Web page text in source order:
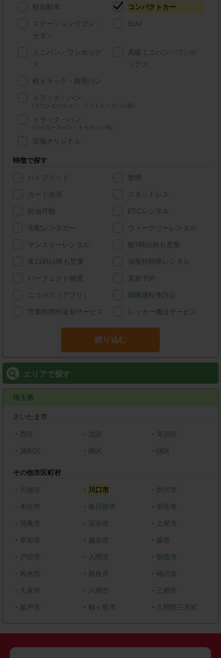
軽自動車 コンパクトカー
ステーションワゴン・
セダン
SUV
ミニバン・ワンボック
ス
高級ミニバン・ワンボ
ックス
軽トラック・商用バン
トラック・バン
(タウンエースバン、ライトエースバン等)
トラック・バン
(ハイエースバン・キャラバン等)
店舗オリジナル
特徴で探す
ハイブリッド 禁煙
カード決済 スタッドレス
給油可能 ETCレンタル
宅配レンタカー ウィークリーレンタル
マンスリーレンタル 朝7時以前も営業
夜21時以降も営業 深夜時間帯レンタル
パーフェクト補償 直前予約
ニコパス（アプリ） 国際運転免許証
営業時間外返却サービス レッカー搬送サービス
絞り込む
エリアで探す
埼玉県
さいたま市
・ 西区 ・ 北区 ・ 見沼区
・ 浦和区 ・ 南区 ・緑区
その他市区町村
・ 川越市 ・ 川口市 ・ 所沢市
・ 本庄市 ・ 春日部市 ・羽生市
・ 鴻巣市 ・ 深谷市 ・ 上尾市
・ 草加市 ・ 越谷市 ・ 蕨市
・ 戸田市 ・ 入間市 ・ 朝霞市
・ 和光市 ・ 新座市 ・ 桶川市
・ 久喜市 ・ 八潮市 ・ 三郷市
・ 坂戸市 ・ 鶴ヶ島市 ・ 入間郡三芳町